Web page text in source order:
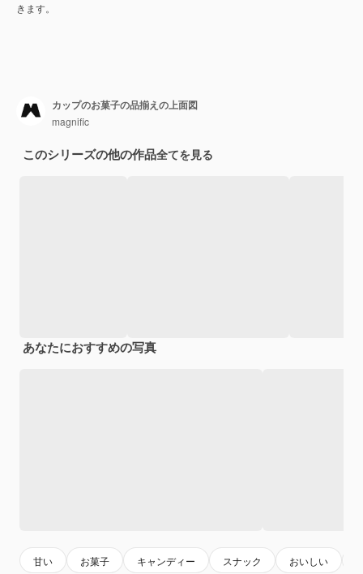
きます。
カップのお菓子の品揃えの上面図
magnific
このシリーズの他の作品全てを見る
あなたにおすすめの写真
甘い お菓子 キャンディー スナック おいしい